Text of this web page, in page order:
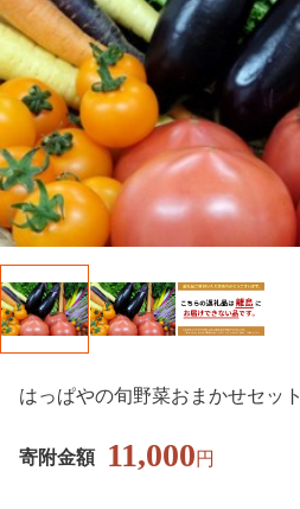
はっぱやの旬野菜おまかせセット
寄附金額 11,000円